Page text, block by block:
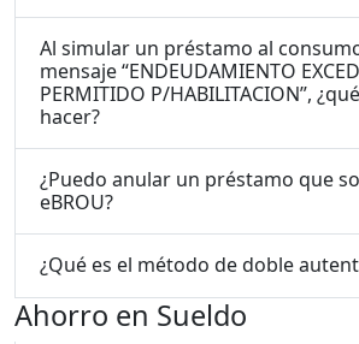
Al simular un préstamo al
mensaje “ENDEUDAMIENTO
PERMITIDO P/HABILITACION”,
hacer?
¿Puedo anular un préstamo que
eBROU?
¿Qué es el método de doble
Ahorro en Sueldo